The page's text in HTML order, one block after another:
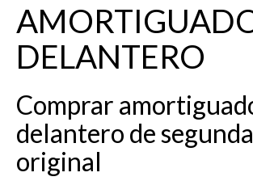
DELANTERO
Comprar
delantero de
original